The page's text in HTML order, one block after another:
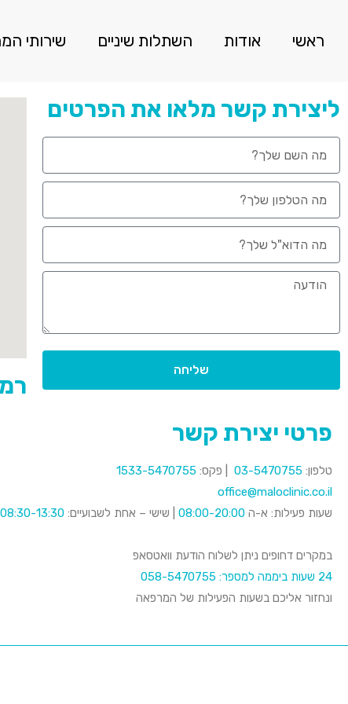
ראשי אודות השתלות שיניים שירותי
ליצירת קשר מלאו את הפרטים
שליחה
רמת
פרטי יצירת קשר
טלפון: 03-5470755 | פקס: 1533-5470755
office@maloclinic.co.il
שעות פעילות: א-ה 08:00-20:00 | שישי – אחת לשבועיים: 08:30-13:30
במקרים דחופים ניתן לשלוח הודעת וואטסאפ
24 שעות ביממה למספר:
058-5470755
ונחזור אליכם בשעות הפעילות של המרפאה